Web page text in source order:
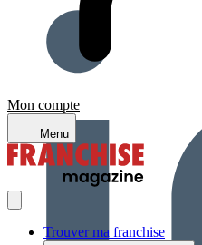
Mon compte
Menu
Trouver ma franchise